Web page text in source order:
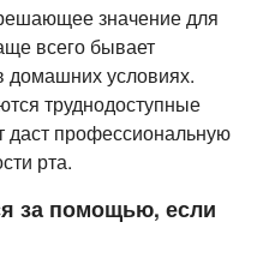
значение для
всего бывает
домашних условиях.
труднодоступные
даст профессиональную
рта.
за помощью, если